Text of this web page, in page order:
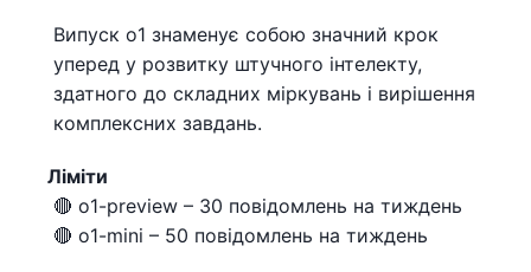
Випуск o1 знаменує собою значний крок
уперед у розвитку штучного інтелекту,
здатного до складних міркувань і вирішення
комплексних завдань.
Ліміти
🔴 o1-preview – 30 повідомлень на тиждень
🔴 o1-mini – 50 повідомлень на тиждень